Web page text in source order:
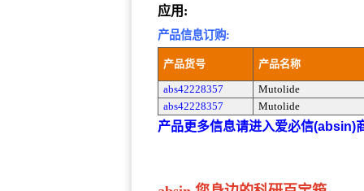
应用:
产品信息订购:
产品货号 产品名称
abs42228357
Mutolide
abs42228357
Mutolide
产品更多信息请进入爱必信(absin)